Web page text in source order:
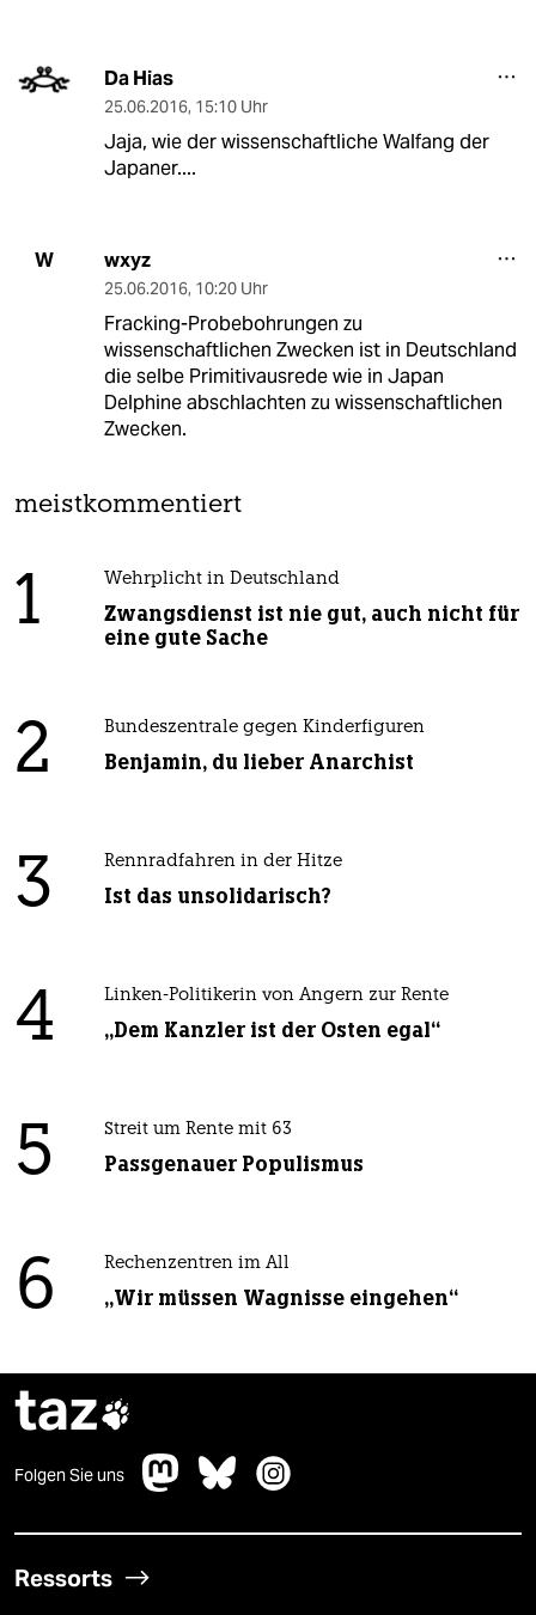
Da Hias
25.06.2016, 15:10 Uhr
Jaja, wie der wissenschaftliche Walfang der
Japaner....
W wxyz
25.06.2016, 10:20 Uhr
Fracking-Probebohrungen zu
wissenschaftlichen Zwecken ist in Deutschland
die selbe Primitivausrede wie in Japan
Delphine abschlachten zu wissenschaftlichen
Zwecken.
meistkommentiert
1 Wehrplicht in Deutschland
Zwangsdienst ist nie gut, auch nicht für
eine gute Sache
2 Bundeszentrale gegen Kinderfiguren
Benjamin, du lieber Anarchist
3 Rennradfahren in der Hitze
Ist das unsolidarisch?
4 Linken-Politikerin von Angern zur Rente
„Dem Kanzler ist der Osten egal“
5 Streit um Rente mit 63
Passgenauer Populismus
6 Rechenzentren im All
„Wir müssen Wagnisse eingehen“
taz
Folgen Sie uns
Ressorts